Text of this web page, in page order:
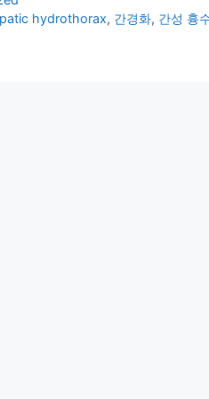
hydrothorax, 간경화, 간성 흉